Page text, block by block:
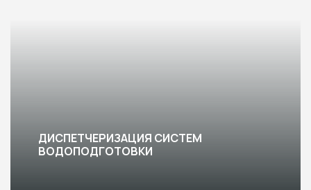
ДИСПЕТЧЕРИЗАЦИЯ СИСТЕМ
ВОДОПОДГОТОВКИ